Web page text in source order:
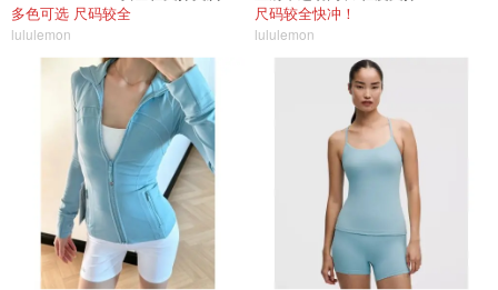
多色可选 尺码较全
lululemon
尺码较全快冲！
lululemon